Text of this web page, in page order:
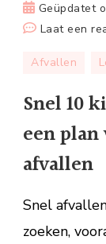
Geüpdatet
Laat een
Afvallen
Snel 10
een
afvallen
Snel
zoeken,